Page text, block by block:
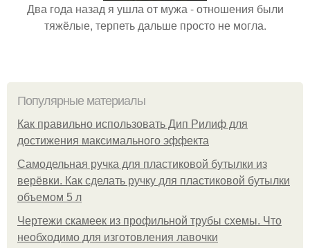
Два года назад я ушла от мужа - отношения были
тяжёлые, терпеть дальше просто не могла.
Популярные материалы
Как правильно использовать Дип Рилиф для
достижения максимального эффекта
Самодельная ручка для пластиковой бутылки из
верёвки. Как сделать ручку для пластиковой бутылки
объемом 5 л
Чертежи скамеек из профильной трубы схемы. Что
необходимо для изготовления лавочки